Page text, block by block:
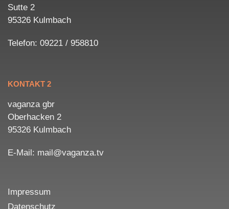
Sutte 2
95326 Kulmbach
Telefon: 09221 / 958810
KONTAKT 2
vaganza gbr
Oberhacken 2
95326 Kulmbach
E-Mail: mail@vaganza.tv
Impressum
Datenschutz